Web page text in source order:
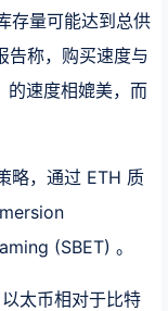
存量可能达到总供
告称，购买速度与
的速度相媲美，而
略，通过 ETH 质
(SBET) 。
太币相对于比特